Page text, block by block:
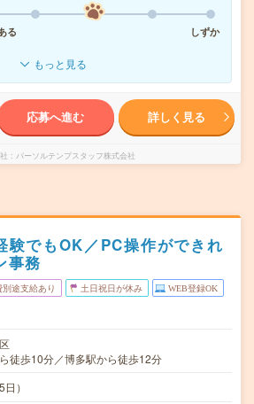
る
しずか
もっと見る
応募へ進む 詳しく見る
パーソルテンプスタッフ株式会社
験でもOK／PC操作ができれ
事務
別途支給あり 土日祝日が休み WEB登録OK
徒歩10分／博多駅から徒歩12分
）